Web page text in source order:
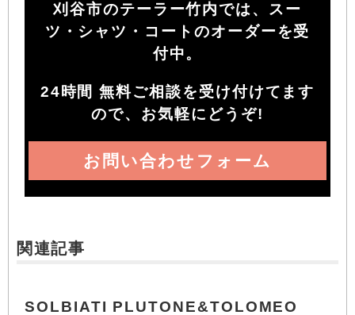
刈谷市のテーラー竹内では、スー
ツ・シャツ・コートのオーダーを受
付中。
24時間 無料ご相談を受け付けてます
ので、お気軽にどうぞ!
お問い合わせフォーム
関連記事
SOLBIATI PLUTONE&TOLOMEO